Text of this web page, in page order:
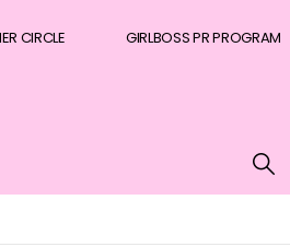
CIRCLE GIRLBOSS PR PROGRAM